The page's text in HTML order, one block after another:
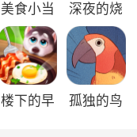
美食小当
家官方版
深夜的烧
烤店官方
版
楼下的早
孤独的鸟